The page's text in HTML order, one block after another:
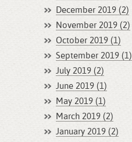
December 2019 (2)
November 2019 (2)
October 2019 (1)
September 2019 (1)
July 2019 (2)
June 2019 (1)
May 2019 (1)
March 2019 (2)
January 2019 (2)